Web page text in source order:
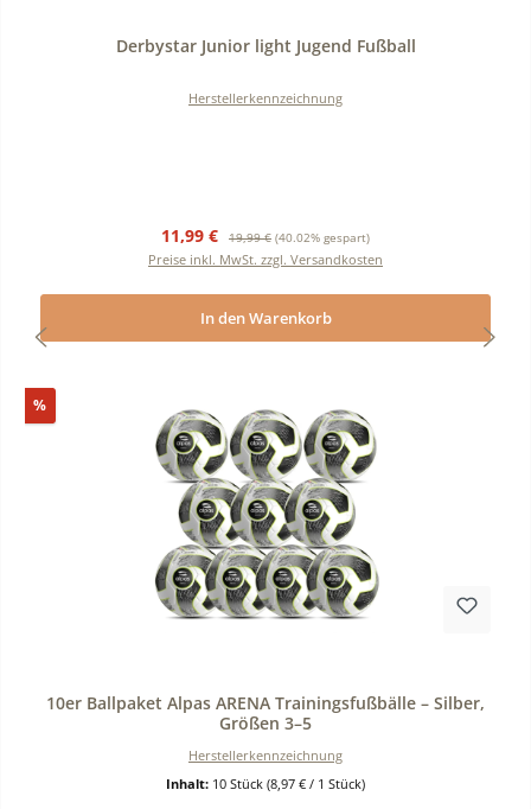
Derbystar Junior light Jugend Fußball
Herstellerkennzeichnung
Verkaufspreis:
11,99 € Regulärer Preis:
19,99 € (40.02% gespart)
Preise inkl. MwSt. zzgl. Versandkosten
In den Warenkorb
%Rabatt
10er Ballpaket Alpas ARENA Trainingsfußbälle – Silber,
Größen 3–5
Herstellerkennzeichnung
Inhalt: 10 Stück (8,97 € / 1 Stück)